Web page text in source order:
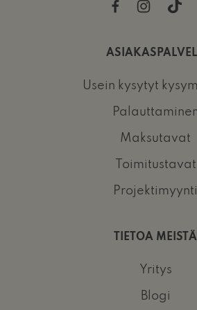
Usein kysytyt
Maksutavat
Toimitustavat
Projektimyynti
TIETOA MEISTÄ
Yritys
Blogi